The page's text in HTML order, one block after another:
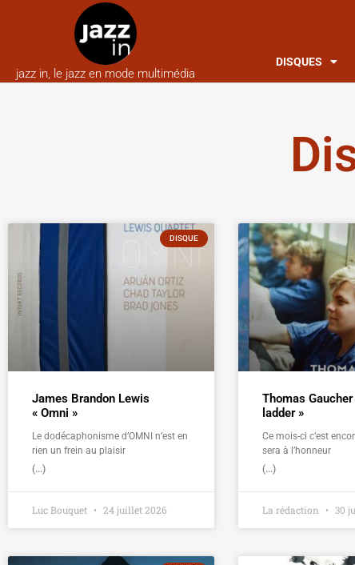
jazz in, le jazz en mode multimédia
DISQUES
DISQUE
James Brandon Lewis
« Omni »
Le dodécaphonisme d’OMNI n’est en
rien un frein au plaisir
(...)
Luc Bouquet 24 juillet 2026
Thomas
ladder »
Ce mois-ci c’est
sera à l’honneur
(...)
La rédaction 30